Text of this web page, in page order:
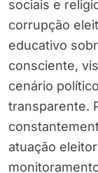
sociais e
corrupção
educativo
consciente,
cenário
transparente.
atuação